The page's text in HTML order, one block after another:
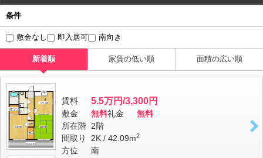
条件
敷金なし 即入居可 南向き
新着順 家賃の低い順 面積の広い順
賃料 5.5万円/3,300円
敷金 無料礼金
無料
所在階 2階
間取り
2K / 42.09m2
方位 南